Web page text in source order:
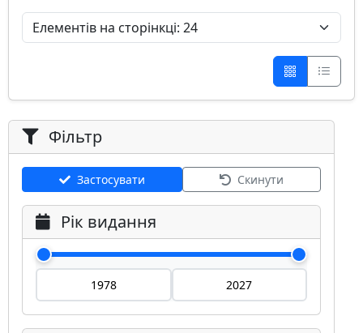
Фільтр
Застосувати Скинути
Рік видання